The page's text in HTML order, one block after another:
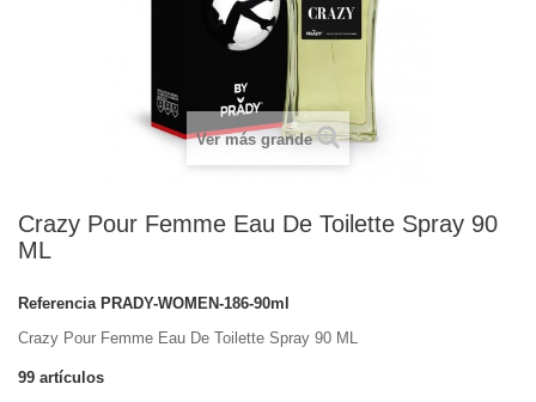
Ver más grande
Crazy Pour Femme Eau De Toilette Spray 90
ML
Referencia PRADY-WOMEN-186-90ml
Crazy Pour Femme Eau De Toilette Spray 90 ML
99 artículos